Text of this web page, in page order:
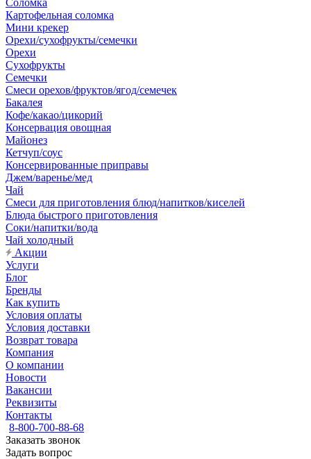
Соломка
Картофельная соломка
Мини крекер
Орехи/сухофрукты/семечки
Орехи
Сухофрукты
Семечки
Смеси орехов/фруктов/ягод/семечек
Бакалея
Кофе/какао/цикорий
Консервация овощная
Майонез
Кетчуп/соус
Консервированные приправы
Джем/варенье/мед
Чай
Смеси для приготовления блюд/напитков/киселей
Блюда быстрого приготовления
Соки/напитки/вода
Чай холодный
Акции
Услуги
Блог
Бренды
Как купить
Условия оплаты
Условия доставки
Возврат товара
Компания
О компании
Новости
Вакансии
Реквизиты
Контакты
8-800-700-88-68
Заказать звонок
Задать вопрос